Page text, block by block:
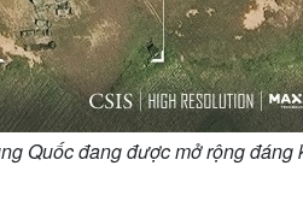
Quốc đang được mở rộng đáng